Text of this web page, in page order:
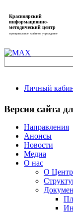
Красноярский
информационно-
методический центр
муниципальное казённое учреждение
Личный
Версия сайта
Направления
Анонсы
Новости
Медиа
О нас
О